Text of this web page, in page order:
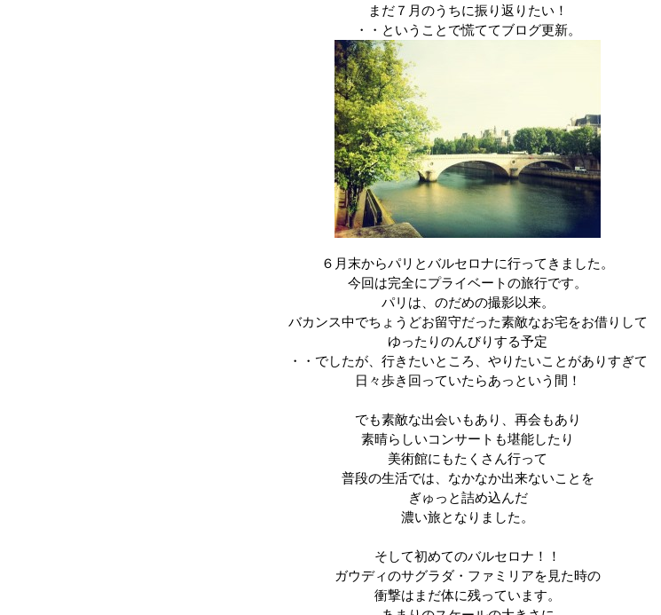
まだ７月のうちに振り返りたい！
・・ということで慌ててブログ更新。
６月末からパリとバルセロナに行ってきました。
今回は完全にプライベートの旅行です。
パリは、のだめの撮影以来。
バカンス中でちょうどお留守だった素敵なお宅をお借りして
ゆったりのんびりする予定
・・でしたが、行きたいところ、やりたいことがありすぎて
日々歩き回っていたらあっという間！
でも素敵な出会いもあり、再会もあり
素晴らしいコンサートも堪能したり
美術館にもたくさん行って
普段の生活では、なかなか出来ないことを
ぎゅっと詰め込んだ
濃い旅となりました。
そして初めてのバルセロナ！！
ガウディのサグラダ・ファミリアを見た時の
衝撃はまだ体に残っています。